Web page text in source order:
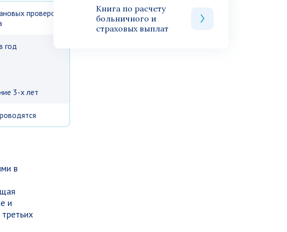
проверок
год
3-х лет
в
и
Книга по расчету
больничного и
страховых выплат